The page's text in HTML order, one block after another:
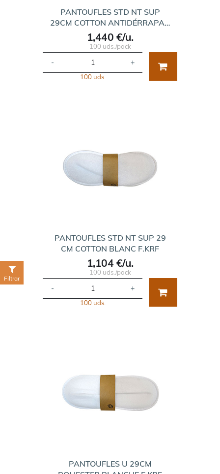
PANTOUFLES STD NT SUP
29CM COTTON ANTIDÉRRAPA…
1,440 €/u.
100 uds./pack
- +
100 uds.
PANTOUFLES STD NT SUP 29
CM COTTON BLANC F.KRF
1,104 €/u.
100 uds./pack
- +
100 uds.
PANTOUFLES U 29CM
Filtrar